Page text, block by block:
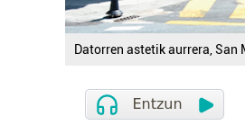
Datorren astetik aurrera,